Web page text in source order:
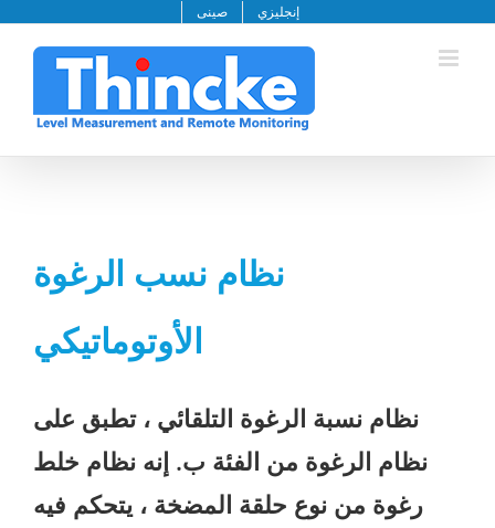
المحتوى
إنجليزي صينى
نظام نسب الرغوة
الأوتوماتيكي
نظام نسبة الرغوة التلقائي ، تطبق على
نظام الرغوة من الفئة ب. إنه نظام خلط
رغوة من نوع حلقة المضخة ، يتحكم فيه